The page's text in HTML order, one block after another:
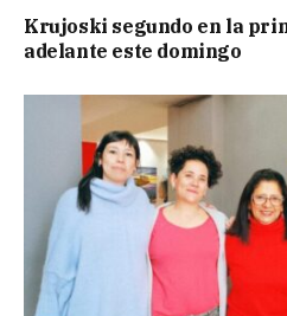
Krujoski segundo en la
adelante este domingo